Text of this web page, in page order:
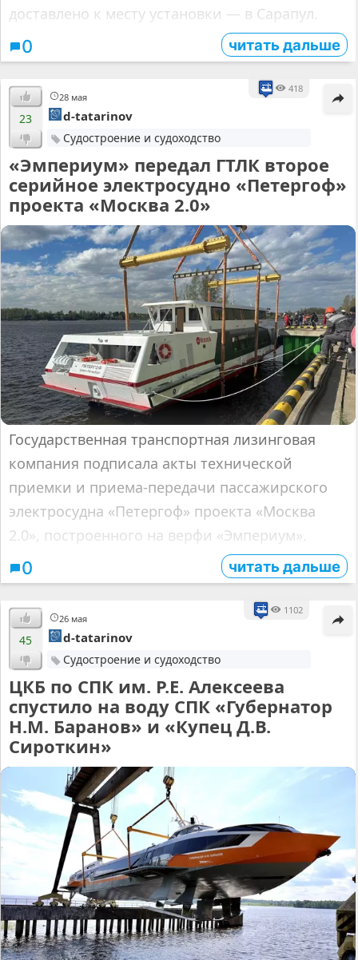
доставлено к месту установки — в Сарапул.
0 читать дальше
28 мая
418
23 d-tatarinov
Судостроение и судоходство
«Эмпериум» передал ГТЛК второе
серийное электросудно «Петергоф»
проекта «Москва 2.0»
Государственная транспортная лизинговая
компания подписала акты технической
приемки и приема-передачи пассажирского
электросудна «Петергоф» проекта «Москва
2.0», построенного на верфи «Эмпериум».
0 читать дальше
26 мая
1102
45 d-tatarinov
Судостроение и судоходство
ЦКБ по СПК им. Р.Е. Алексеева
спустило на воду СПК «Губернатор
Н.М. Баранов» и «Купец Д.В.
Сироткин»